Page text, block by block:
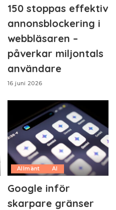
150 stoppas effektiv
annonsblockering i
webbläsaren –
påverkar miljontals
användare
16 juni 2026
Allmänt AI
Google inför
skarpare gränser